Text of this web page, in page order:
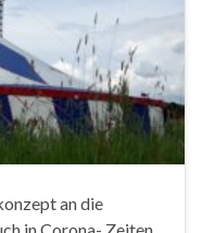
an die